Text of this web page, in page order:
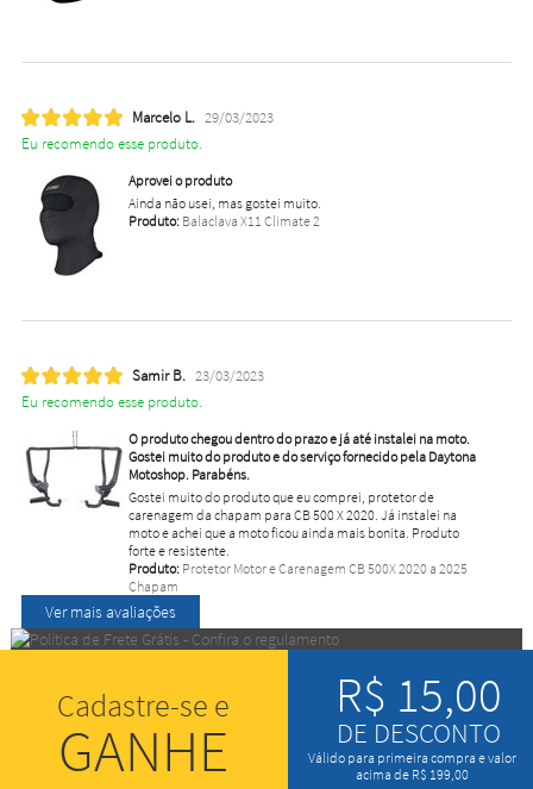
Marcelo L. 29/03/2023
Eu recomendo esse produto.
Aprovei o produto
Ainda não usei, mas gostei muito.
Produto:Balaclava X11 Climate 2
Samir B. 23/03/2023
Eu recomendo esse produto.
O produto chegou dentro do prazo e já até instalei na moto.
Gostei muito do produto e do serviço fornecido pela Daytona
Motoshop. Parabéns.
Gostei muito do produto que eu comprei, protetor de
carenagem da chapam para CB 500 X 2020. Já instalei na
moto e achei que a moto ficou ainda mais bonita. Produto
forte e resistente.
Produto:Protetor Motor e Carenagem CB 500X 2020 a 2025
Chapam
Ver mais avaliações
Cadastre-se e
GANHE
R$ 15,00
DE DESCONTO
Válido para primeira compra e valor
acima de R$ 199,00